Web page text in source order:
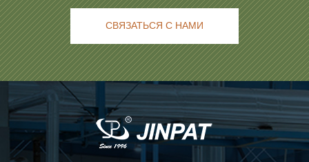
СВЯЗАТЬСЯ С НАМИ